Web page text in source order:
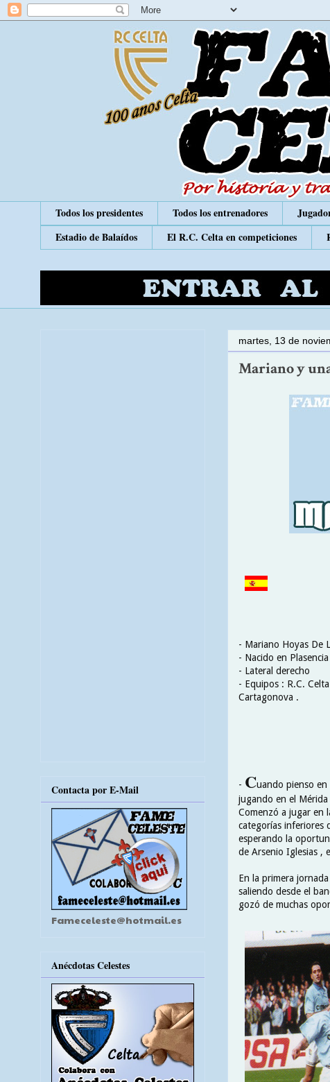
Todos los presidentes Todos los entrenadores
Estadio de Balaídos
El R.C. Celta en competiciones
martes, 13 de
Mariano y
- Mariano Hoyas De
- Nacido en
- Lateral derecho
- Equipos : R.C.
Cartagonova .
- Cuando pienso en
jugando en el
Comenzó a jugar en
categorías inferiores
esperando la
de Arsenio Iglesias ,
En la primera
saliendo desde el
gozó de muchas
Contacta por E-Mail
Fameceleste@hotmail.es
Anécdotas Celestes